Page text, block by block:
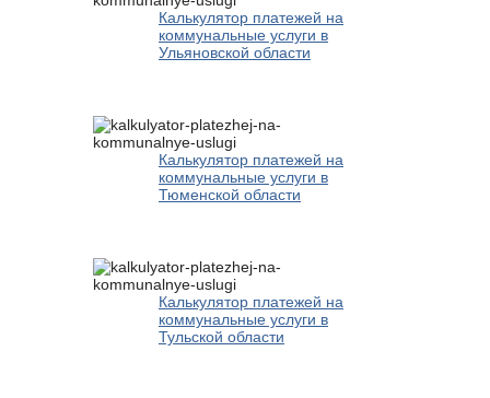
Калькулятор платежей на
коммунальные услуги в
Ульяновской области
Калькулятор платежей на
коммунальные услуги в
Тюменской области
Калькулятор платежей на
коммунальные услуги в
Тульской области